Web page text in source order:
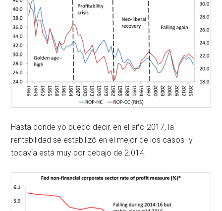
Hasta donde yo puedo decir, en el año 2017, la
rentabilidad se estabilizó en el mejor de los casos- y
todavía está muy por debajo de 2.014.